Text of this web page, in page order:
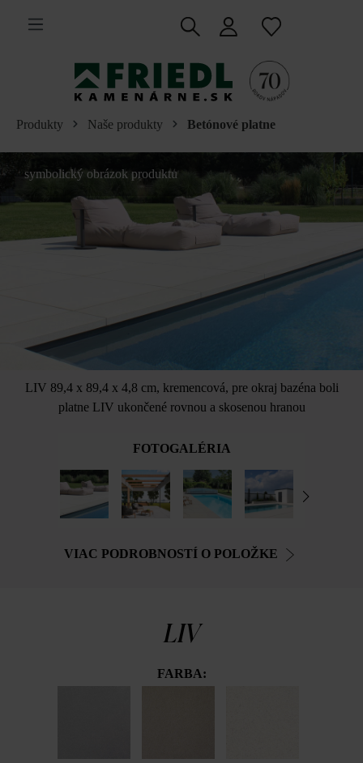
hlavný obsah
Produkty Naše produkty Betónové platne
LIV 89,4 x 89,4 x 4,8 cm, kremencová, pre okraj bazéna boli
platne LIV ukončené rovnou a skosenou hranou
symbolický obrázok produktu
FOTOGALÉRIA
VIAC PODROBNOSTÍ O POLOŽKE
LIV
FARBA: